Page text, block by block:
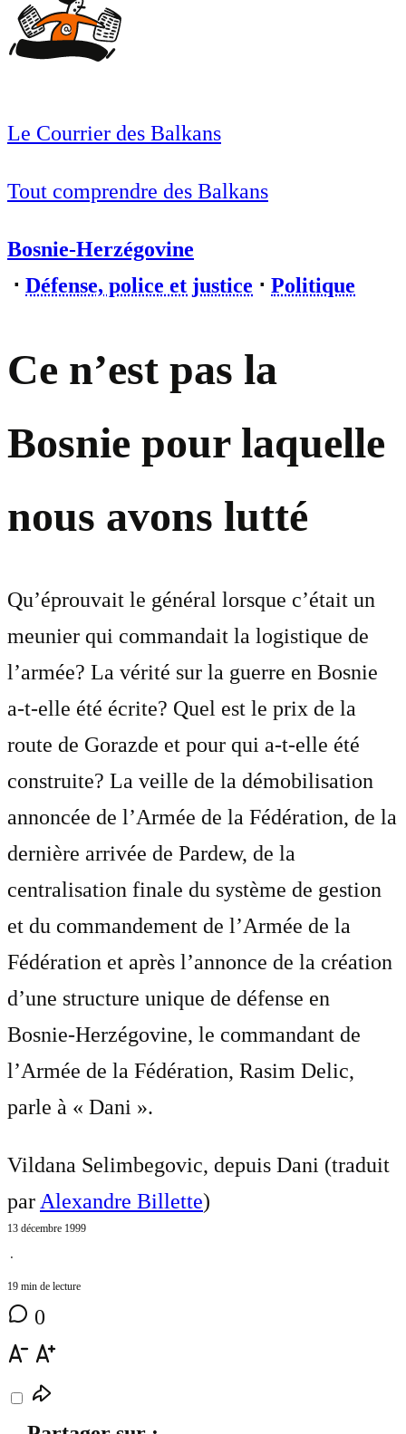
Le Courrier des Balkans
Tout comprendre des Balkans
Bosnie-Herzégovine
⋅ Défense, police et justice ⋅ Politique
Ce n’est pas la
Bosnie pour laquelle
nous avons lutté
Qu’éprouvait le général lorsque c’était un
meunier qui commandait la logistique de
l’armée? La vérité sur la guerre en Bosnie
a-t-elle été écrite? Quel est le prix de la
route de Gorazde et pour qui a-t-elle été
construite? La veille de la démobilisation
annoncée de l’Armée de la Fédération, de la
dernière arrivée de Pardew, de la
centralisation finale du système de gestion
et du commandement de l’Armée de la
Fédération et après l’annonce de la création
d’une structure unique de défense en
Bosnie-Herzégovine, le commandant de
l’Armée de la Fédération, Rasim Delic,
parle à « Dani ».
Vildana Selimbegovic, depuis Dani (traduit
parAlexandre Billette)
13 décembre 1999
⋅
19 min de lecture
0